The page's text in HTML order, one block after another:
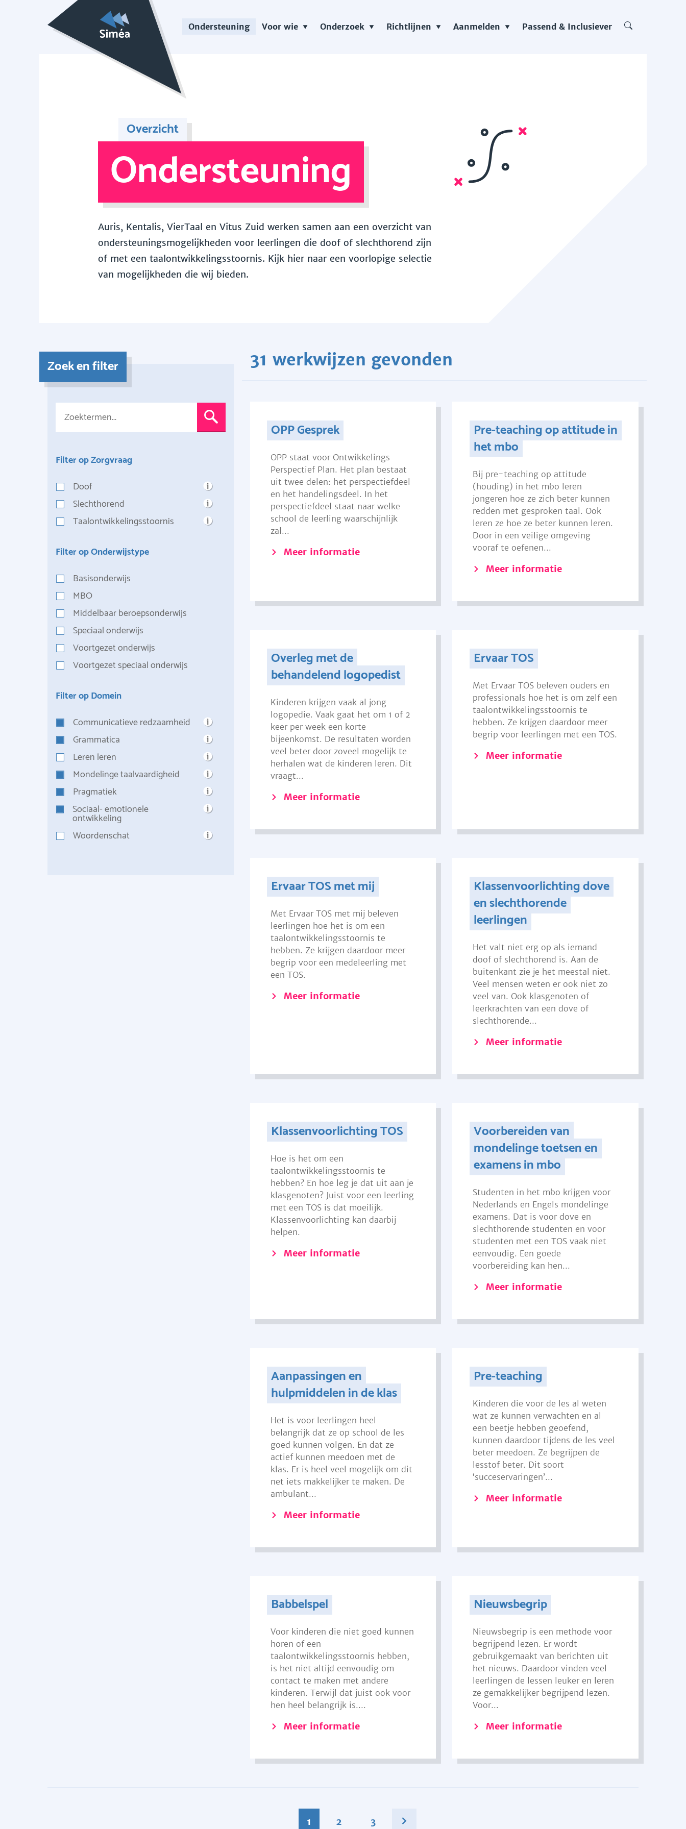
Ondersteuning Voor wie Onderzoek Richtlijnen Aanmelden Passend & Inclusiever
Overzicht
Ondersteuning
Auris, Kentalis, VierTaal en Vitus Zuid werken samen aan een overzicht van
ondersteuningsmogelijkheden voor leerlingen die doof of slechthorend zijn
of met een taalontwikkelingsstoornis. Kijk hier naar een voorlopige selectie
van mogelijkheden die wij bieden.
Zoek en filter
Filter op Zorgvraag
Doof
Slechthorend
Taalontwikkelingsstoornis
Filter op Onderwijstype
Basisonderwijs
MBO
Middelbaar beroepsonderwijs
Speciaal onderwijs
Voortgezet onderwijs
Voortgezet speciaal onderwijs
Filter op Domein
Communicatieve redzaamheid
Grammatica
Leren leren
Mondelinge taalvaardigheid
Pragmatiek
Sociaal- emotionele
ontwikkeling
Woordenschat
31 werkwijzen gevonden
OPP Gesprek
OPP staat voor Ontwikkelings
Perspectief Plan. Het plan bestaat
uit twee delen: het perspectiefdeel
en het handelingsdeel. In het
perspectiefdeel staat naar welke
school de leerling waarschijnlijk
zal...
Meer informatie
Pre-teaching op attitude in
het mbo
Bij pre-teaching op attitude
(houding) in het mbo leren
jongeren hoe ze zich beter kunnen
redden met gesproken taal. Ook
leren ze hoe ze beter kunnen leren.
Door in een veilige omgeving
vooraf te oefenen...
Meer informatie
Overleg met de
behandelend logopedist
Kinderen krijgen vaak al jong
logopedie. Vaak gaat het om 1 of 2
keer per week een korte
bijeenkomst. De resultaten worden
veel beter door zoveel mogelijk te
herhalen wat de kinderen leren. Dit
vraagt...
Meer informatie
Ervaar TOS
Met Ervaar TOS beleven ouders en
professionals hoe het is om zelf een
taalontwikkelingsstoornis te
hebben. Ze krijgen daardoor meer
begrip voor leerlingen met een TOS.
Meer informatie
Ervaar TOS met mij
Met Ervaar TOS met mij beleven
leerlingen hoe het is om een
taalontwikkelingsstoornis te
hebben. Ze krijgen daardoor meer
begrip voor een medeleerling met
een TOS.
Meer informatie
Klassenvoorlichting dove
en slechthorende
leerlingen
Het valt niet erg op als iemand
doof of slechthorend is. Aan de
buitenkant zie je het meestal niet.
Veel mensen weten er ook niet zo
veel van. Ook klasgenoten of
leerkrachten van een dove of
slechthorende...
Meer informatie
Klassenvoorlichting TOS
Hoe is het om een
taalontwikkelingsstoornis te
hebben? En hoe leg je dat uit aan je
klasgenoten? Juist voor een leerling
met een TOS is dat moeilijk.
Klassenvoorlichting kan daarbij
helpen.
Meer informatie
Voorbereiden van
mondelinge toetsen en
examens in mbo
Studenten in het mbo krijgen voor
Nederlands en Engels mondelinge
examens. Dat is voor dove en
slechthorende studenten en voor
studenten met een TOS vaak niet
eenvoudig. Een goede
voorbereiding kan hen...
Meer informatie
Aanpassingen en
hulpmiddelen in de klas
Het is voor leerlingen heel
belangrijk dat ze op school de les
goed kunnen volgen. En dat ze
actief kunnen meedoen met de
klas. Er is heel veel mogelijk om dit
net iets makkelijker te maken. De
ambulant...
Meer informatie
Pre-teaching
Kinderen die voor de les al weten
wat ze kunnen verwachten en al
een beetje hebben geoefend,
kunnen daardoor tijdens de les veel
beter meedoen. Ze begrijpen de
lesstof beter. Dit soort
‘succeservaringen’...
Meer informatie
Babbelspel
Voor kinderen die niet goed kunnen
horen of een
taalontwikkelingsstoornis hebben,
is het niet altijd eenvoudig om
contact te maken met andere
kinderen. Terwijl dat juist ook voor
hen heel belangrijk is....
Meer informatie
Nieuwsbegrip
Nieuwsbegrip is een methode voor
begrijpend lezen. Er wordt
gebruikgemaakt van berichten uit
het nieuws. Daardoor vinden veel
leerlingen de lessen leuker en leren
ze gemakkelijker begrijpend lezen.
Voor...
Meer informatie
1 2 3